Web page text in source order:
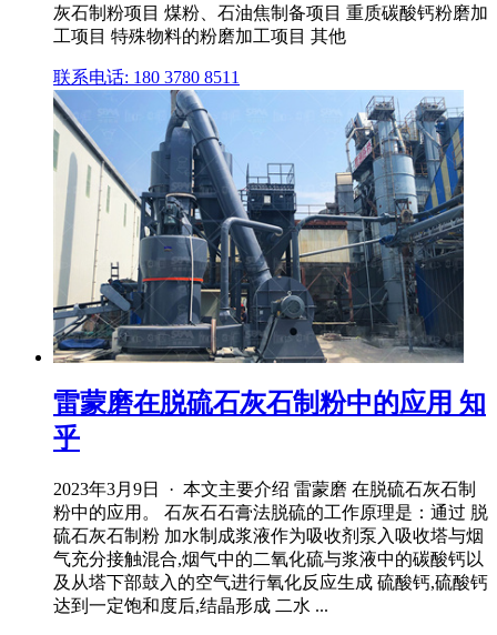
灰石制粉项目 煤粉、石油焦制备项目 重质碳酸钙粉磨加
工项目 特殊物料的粉磨加工项目 其他
联系电话: 180 3780 8511
雷蒙磨在脱硫石灰石制粉中的应用 知
乎
2023年3月9日 · 本文主要介绍 雷蒙磨 在脱硫石灰石制
粉中的应用。 石灰石石膏法脱硫的工作原理是：通过 脱
硫石灰石制粉 加水制成浆液作为吸收剂泵入吸收塔与烟
气充分接触混合,烟气中的二氧化硫与浆液中的碳酸钙以
及从塔下部鼓入的空气进行氧化反应生成 硫酸钙,硫酸钙
达到一定饱和度后,结晶形成 二水 ...